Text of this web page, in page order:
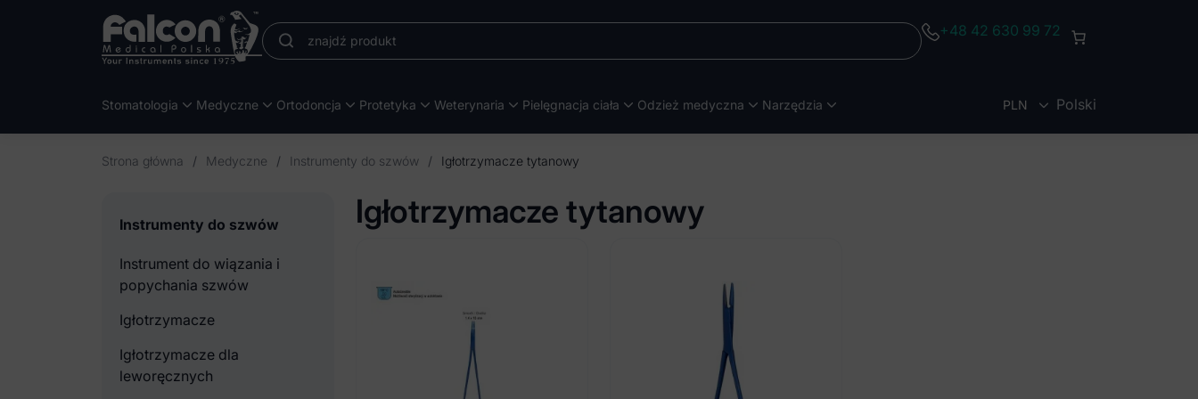
+48 42 630 99 72
Stomatologia Medyczne Ortodoncja Protetyka Weterynaria Pielęgnacja ciała Odzież medyczna Narzędzia PLN Polski
Strona główna / Medyczne / Instrumenty do szwów / Igłotrzymacze tytanowy
Instrumenty do szwów
Instrument do wiązania i
popychania szwów
Igłotrzymacze
Igłotrzymacze dla
leworęcznych
Igłotrzymacze tytanowy